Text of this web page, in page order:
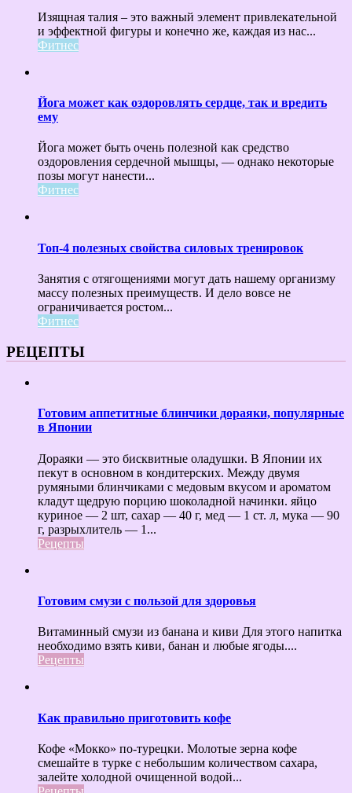
Изящная талия – это важный элемент привлекательной
и эффектной фигуры и конечно же, каждая из нас...
Фитнес
Йога может как оздоровлять сердце, так и вредить
ему
Йога может быть очень полезной как средство
оздоровления сердечной мышцы, — однако некоторые
позы могут нанести...
Фитнес
Топ-4 полезных свойства силовых тренировок
Занятия с отягощениями могут дать нашему организму
массу полезных преимуществ. И дело вовсе не
ограничивается ростом...
Фитнес
РЕЦЕПТЫ
Готовим аппетитные блинчики дораяки, популярные
в Японии
Дораяки — это бисквитные оладушки. В Японии их
пекут в основном в кондитерских. Между двумя
румяными блинчиками с медовым вкусом и ароматом
кладут щедрую порцию шоколадной начинки. яйцо
куриное — 2 шт, сахар — 40 г, мед — 1 ст. л, мука — 90
г, разрыхлитель — 1...
Рецепты
Готовим смузи с пользой для здоровья
Витаминный смузи из банана и киви Для этого напитка
необходимо взять киви, банан и любые ягоды....
Рецепты
Как правильно приготовить кофе
Кофе «Мокко» по-турецки. Молотые зерна кофе
смешайте в турке с небольшим количеством сахара,
залейте холодной очищенной водой...